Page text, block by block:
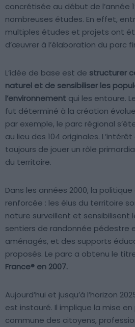
concrétisée au début de l’année
nombreuses études. En effet,
multiples études et projets ont
d’œuvrer à l’élaboration du parc
L’idée de base est de structurer
naturel et de sensibiliser les
l’environnement qui les entoure.
fut déterminé à la création
par exemple, le parc régional
au lieu des 104 originales.
toujours de jouer un rôle
du territoire.
Dans les années 2000, la
renforcée : les élus du territoire
nature surveillent et sensibilisent
sentiers de randonnée pédestre
aménagés, et des supports
proposés. Le parc a obtenu le
France® en 2007.
Aujourd’hui et jusqu’à l’horizon
est instauré. Il implique la mise
commune des citoyens,